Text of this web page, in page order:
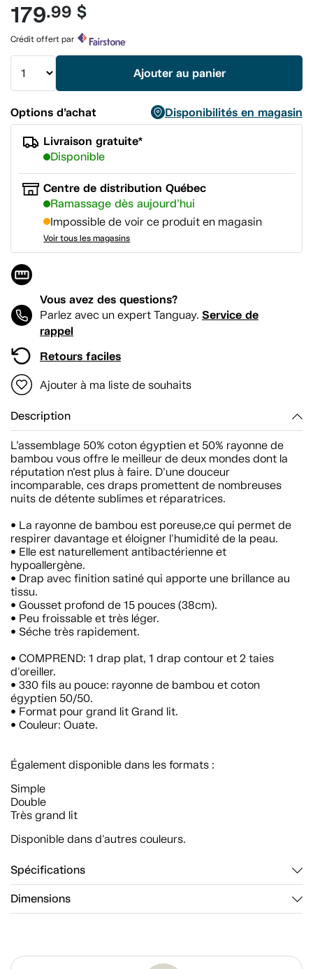
vers
la
179.99 $
Crédit offert par
Ajouter au panier
Options d’achat
Disponibilités en magasin
Livraison gratuite*
Disponible
Centre de distribution Québec
Ramassage dès aujourd'hui
Impossible de voir ce produit en magasin
Voir tous les magasins
Vous avez des questions?
Parlez avec un expert Tanguay. Service de
rappel
Retours faciles
Ajouter à ma liste de souhaits
Description
L’assemblage 50% coton égyptien et 50% rayonne de
bambou vous offre le meilleur de deux mondes dont la
réputation n’est plus à faire. D’une douceur
incomparable, ces draps promettent de nombreuses
nuits de détente sublimes et réparatrices.
• La rayonne de bambou est poreuse,ce qui permet de
respirer davantage et éloigner l'humidité de la peau.
• Elle est naturellement antibactérienne et
hypoallergène.
• Drap avec finition satiné qui apporte une brillance au
tissu.
• Gousset profond de 15 pouces (38cm).
• Peu froissable et très léger.
• Séche très rapidement.
• COMPREND: 1 drap plat, 1 drap contour et 2 taies
d'oreiller.
• 330 fils au pouce: rayonne de bambou et coton
égyptien 50/50.
• Format pour grand lit Grand lit.
• Couleur: Ouate.
Également disponible dans les formats :
Simple
Double
Très grand lit
Disponible dans d'autres couleurs.
Spécifications
Dimensions